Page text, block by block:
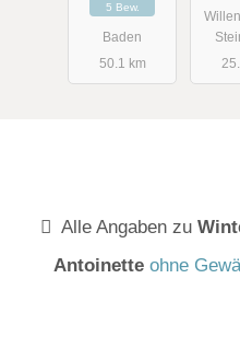
5 Bew.
Baden
50.1 km
Alle Angaben zu
Antoinette ohne